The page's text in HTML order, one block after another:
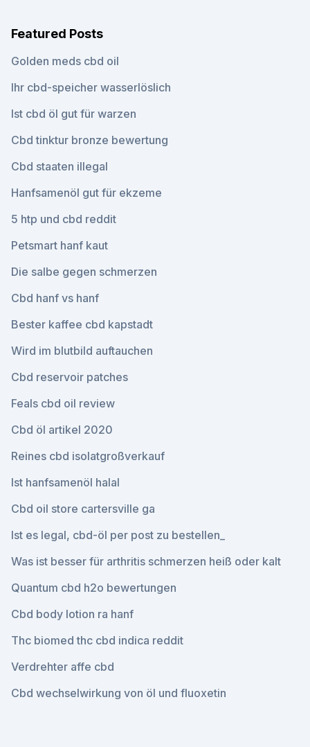
Featured Posts
Golden meds cbd oil
Ihr cbd-speicher wasserlöslich
Ist cbd öl gut für warzen
Cbd tinktur bronze bewertung
Cbd staaten illegal
Hanfsamenöl gut für ekzeme
5 htp und cbd reddit
Petsmart hanf kaut
Die salbe gegen schmerzen
Cbd hanf vs hanf
Bester kaffee cbd kapstadt
Wird im blutbild auftauchen
Cbd reservoir patches
Feals cbd oil review
Cbd öl artikel 2020
Reines cbd isolatgroßverkauf
Ist hanfsamenöl halal
Cbd oil store cartersville ga
Ist es legal, cbd-öl per post zu bestellen_
Was ist besser für arthritis schmerzen heiß oder kalt
Quantum cbd h2o bewertungen
Cbd body lotion ra hanf
Thc biomed thc cbd indica reddit
Verdrehter affe cbd
Cbd wechselwirkung von öl und fluoxetin